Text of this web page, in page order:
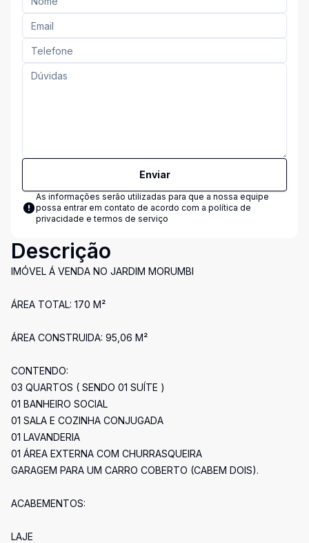
Enviar
As informações serão utilizadas para que a nossa equipe
possa entrar em contato de acordo com a política de
privacidade e termos de serviço
Descrição
IMÓVEL Á VENDA NO JARDIM MORUMBI
ÁREA TOTAL: 170 M²
ÁREA CONSTRUIDA: 95,06 M²
CONTENDO:
03 QUARTOS ( SENDO 01 SUÍTE )
01 BANHEIRO SOCIAL
01 SALA E COZINHA CONJUGADA
01 LAVANDERIA
01 ÁREA EXTERNA COM CHURRASQUEIRA
GARAGEM PARA UM CARRO COBERTO (CABEM DOIS).
ACABEMENTOS:
LAJE